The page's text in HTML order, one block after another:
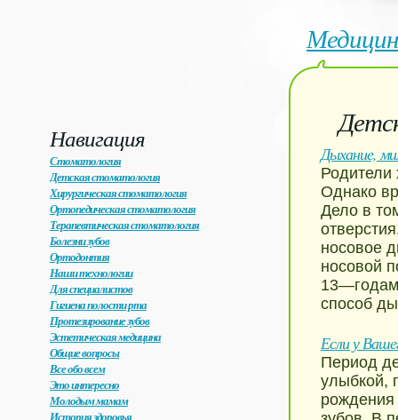
Навигация
Стоматология
Детская стоматология
Хирургическая стоматология
Ортопедическая стоматология
Терапевтическая стоматология
Болезни зубов
Ортодонтия
Наши технологии
Для специалистов
Гигиена полости рта
Протезирование зубов
Эстетическая медицина
Общие вопросы
Все обо всем
Это интересно
Молодым мамам
История здоровья
Дыхание,
Однако
Дело в
носовое
носовой
способ
Если у
Период
улыбкой,